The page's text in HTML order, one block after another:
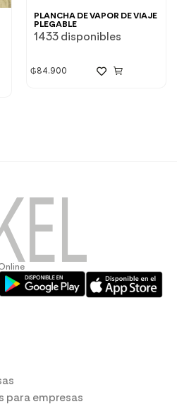
PLANCHA DE VAPOR DE VIAJE
PLEGABLE
1433 disponibles
₲84.900
para empresas